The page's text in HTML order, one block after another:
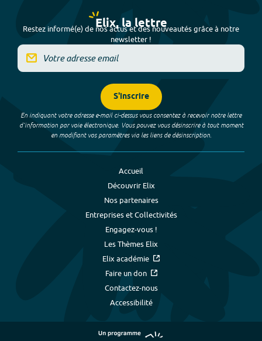
Elix, la lettre
Restez informé(e) de nos actus et des nouveautés grâce à notre
newsletter !
S'inscrire
En indiquant votre adresse e-mail ci-dessus vous consentez à recevoir notre lettre
d’information par voie électronique. Vous pouvez vous désinscrire à tout moment
en modifiant vos paramètres via les liens de désinscription.
Accueil
Découvrir Elix
Nos partenaires
Entreprises et Collectivités
Engagez-vous !
Les Thèmes Elix
Elix académie
Faire un don
Contactez-nous
Accessibilité